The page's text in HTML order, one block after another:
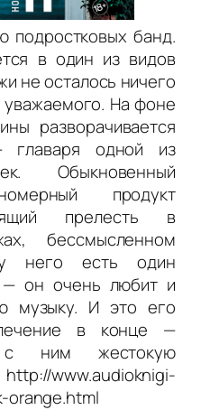
подростковых банд.
в один из видов
не осталось ничего
уважаемого. На фоне
разворачивается
главаря одной из
Обыкновенный
продукт
прелесть в
бессмысленном
него есть один
— он очень любит и
музыку. И это его
в конце —
с ним жестокую
orange.html